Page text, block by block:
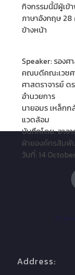
กิจกรรมนี้มีผู้เข้
ภาษาอังกฤษ 28
ข้างหน้า
Speaker: รอง
คณบดีคณะเวชศ
ศาสตราจารย์
อำนวยการ
นายอมร เหล็ก
แวดล้อม
บันทึกโดย: อาจ
ฝ่ายองค์กรสัมพั
วันที่: 14
Address: